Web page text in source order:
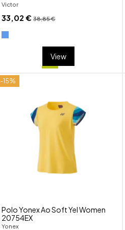
Victor
33,02 €38,85 €
View
-15%
Polo Yonex Ao Soft Yel Women
20754EX
Yonex